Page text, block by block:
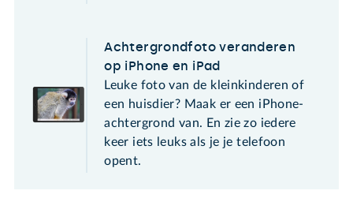
Achtergrondfoto veranderen
op iPhone en iPad
Leuke foto van de kleinkinderen of
een huisdier? Maak er een iPhone-
achtergrond van. En zie zo iedere
keer iets leuks als je je telefoon
opent.